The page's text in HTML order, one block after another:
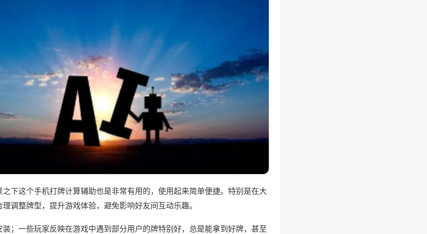
下这个手机打牌计算辅助也是非常有用的，使用起来简单便捷。特别是在大
调整牌型，提升游戏体验，避免影响好友间互动乐趣。
；一些玩家反映在游戏中遇到部分用户的牌特别好，总是能拿到好牌，甚至